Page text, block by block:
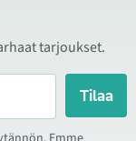
tarjoukset.
Tilaa